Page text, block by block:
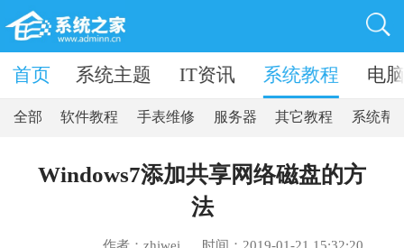
软件 系统主题 IT资讯 系统教程 电
首页
全部 软件教程 手表维修 服务器 其它教程 系统帮
Windows7添加共享网络磁盘的方
法
作者：zhiwei 时间：2019-01-21 15:32:20